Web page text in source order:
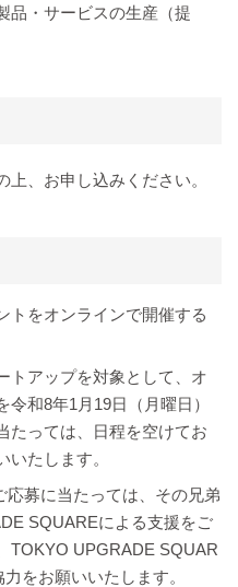
品・サービスの生産（提
上、お申し込みください。
トをオンラインで開催する
トアップを対象として、オ
和8年1月19日（月曜日）
たっては、日程を空けてお
たします。
募に当たっては、その兄弟
SQUAREによる支援をご
TOKYO UPGRADE SQUAR
をお願いいたします。